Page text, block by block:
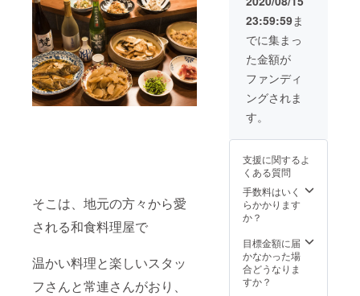
そこは、地元の方々から愛
される和食料理屋で
温かい料理と楽しいスタッ
フさんと常連さんがおり、
場合は
発送の
ご対応
とさせ
て頂き
ます。
※支援
時、必
希望の
をご記
入くだ
さい。
させて
頂きま
す。 店
舗デザ
インに
よって
は入口
に飾ら
があり
で ご了
承下さ
い。 ま
た、名
前入り
とお礼
のお手
紙も添
えさせ
23:59:59ま
でに集まっ
た金額が
ファンディ
ングされま
す。
支援に関するよ
くある質問
手数料はいく
らかかります
か？
目標金額に届
かなかった場
合どうなりま
すか？